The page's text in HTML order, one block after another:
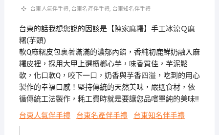
台東人氣伴手禮, 台東名產伴手禮, 台東知名伴手禮
台東的話我想您說的因該是【陳家麻糬】手工冰涼Ｑ麻
糬(芋頭)
軟Q麻糬皮包裹著滿滿的濃郁內餡，香純初鹿鮮奶融入麻
糬皮裡，採用大甲上選檳榔心芋，味香質佳，芋泥鬆
軟，化口軟Q，咬下一口，奶香與芋香四溢，吃到的用心
製作的幸福口感！堅持傳統的天然美味，嚴選食材，依
循傳統工法製作，耗工費時就是要讓您品嚐單純的美味!!
台東人氣伴手禮
台東名產伴手禮 台東知名伴手禮